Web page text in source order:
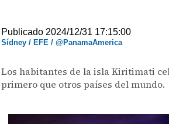
Publicado 2024/12/31 17:15:00
Sídney / EFE / @PanamaAmerica
Los habitantes de la isla Kiritimati
primero que otros países del mundo.